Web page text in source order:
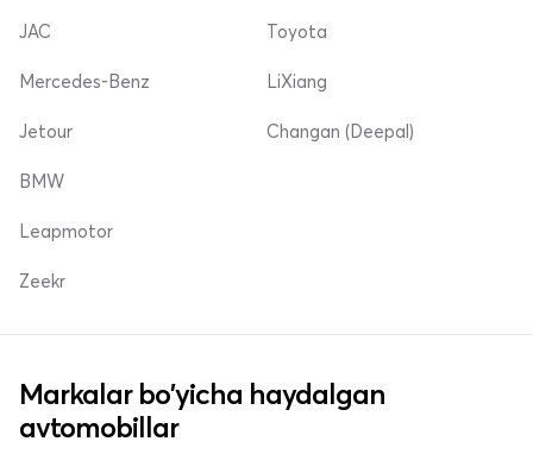
JAC
Mercedes-Benz
Jetour
Toyota
LiXiang
Changan (Deepal)
BMW
Leapmotor
Zeekr
Markalar bo'yicha haydalgan
avtomobillar